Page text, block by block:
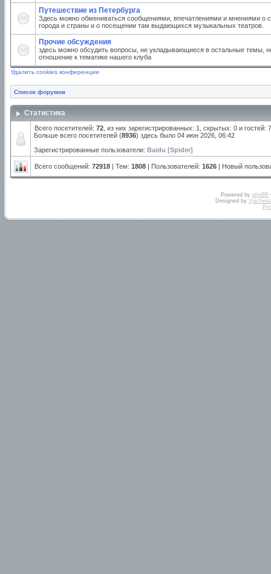
Путешествие из Петербурга
Здесь можно обмениваться сообщениями, впечатлениями и мнениями о
города и страны и о посещении там выдающихся музыкальных театров.
Прочие обсуждения
здесь можно обсудить вопросы, не укладывающиеся в остальные темы,
отношение к тематике нашего клуба
Удалить cookies конференции
Список форумов
Статистика
Всего посетителей: 72 , из них зарегистрированных: 1, скрытых: 0 и
Больше всего посетителей (8936) здесь было 04 июн 2026, 06:42
Зарегистрированные пользователи: Baidu [Spider]
Всего сообщений: 72918 | Тем: 1808 | Пользователей: 1626 | Новый
Powered by phpBB
Designed by